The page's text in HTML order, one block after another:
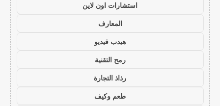
استشارات اون لاين
المعارف
هيدب فيديو
رمح التقنية
رذاذ التجارة
طعم وكيف